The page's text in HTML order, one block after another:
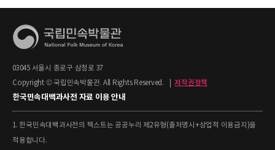
03045 서울시 종로구 삼청로 37
Copyright © 국립민속박물관. All Rights Reserved.
저작권정책
한국민속대백과사전 자료 이용 안내
1. 한국민속대백과사전의 텍스트는 공공누리 제2유형(출처명시+상업적 이용금지)을
적용합니다.